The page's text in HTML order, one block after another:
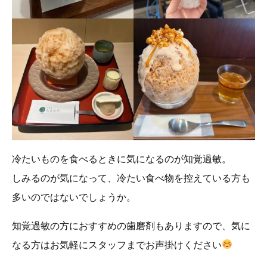
冷たいものを食べるときに気になるのが知覚過敏。
しみるのが気になって、冷たい食べ物を控えている方も
多いのではないでしょうか。
知覚過敏の方におすすめの歯磨剤もありますので、気に
なる方はお気軽にスタッフまでお声掛けください